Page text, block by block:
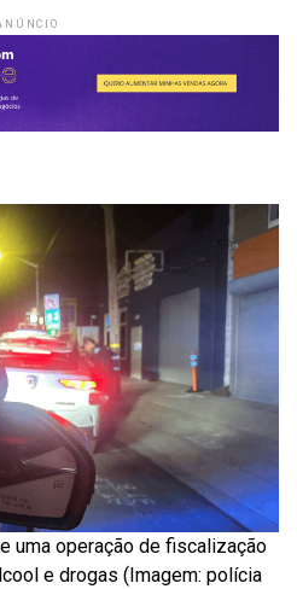
uma operação de fiscalização
e drogas (Imagem: polícia